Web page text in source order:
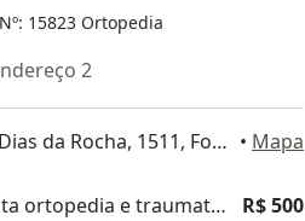
15823 Ortopedia
2
Rua: Professor Dias da Rocha, 1511, Fortaleza • Mapa
Primeira consulta ortopedia e traumatologia R$ 500